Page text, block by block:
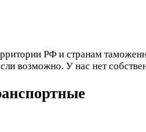
РФ и странам
возможно. У нас нет